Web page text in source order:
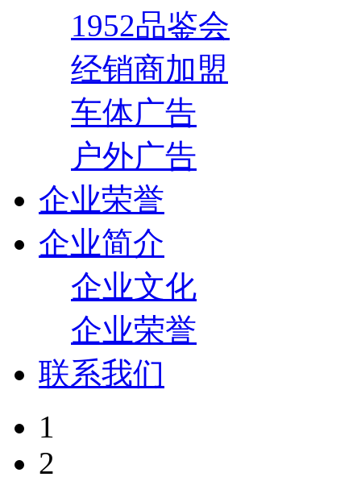
1952品鉴会
经销商加盟
车体广告
户外广告
企业荣誉
企业简介
企业文化
企业荣誉
联系我们
1
2